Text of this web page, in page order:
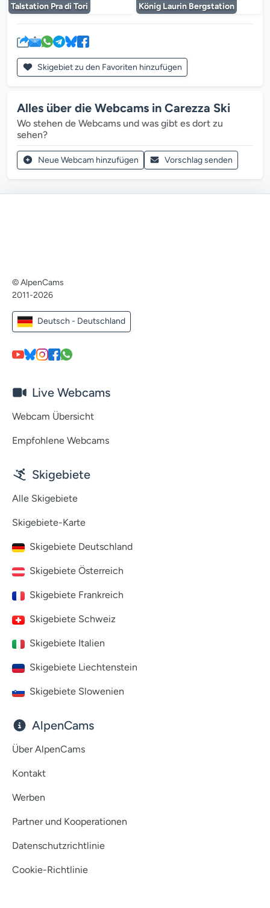
Talstation Pra di Tori König Laurin Bergstation
Skigebiet zu den Favoriten hinzufügen
Alles über die Webcams in Carezza Ski
Wo stehen de Webcams und was gibt es dort zu
sehen?
Neue Webcam hinzufügen Vorschlag senden
© AlpenCams
2011-2026
Deutsch - Deutschland
Live Webcams
Webcam Übersicht
Empfohlene Webcams
Skigebiete
Alle Skigebiete
Skigebiete-Karte
Skigebiete Deutschland
Skigebiete Österreich
Skigebiete Frankreich
Skigebiete Schweiz
Skigebiete Italien
Skigebiete Liechtenstein
Skigebiete Slowenien
AlpenCams
Über AlpenCams
Kontakt
Werben
Partner und Kooperationen
Datenschutzrichtlinie
Cookie-Richtlinie